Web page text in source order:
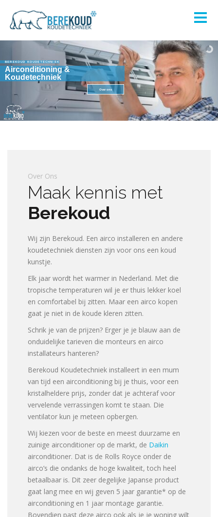
BEREKOUD KOUDETECHNIEK
Airconditioning &
Koudetechniek
Over ons
Over Ons
Maak kennis met
Berekoud
Wij zijn Berekoud. Een airco installeren en andere
koudetechniek diensten zijn voor ons een koud
kunstje.
Elk jaar wordt het warmer in Nederland. Met die
tropische temperaturen wil je er thuis lekker koel
en comfortabel bij zitten. Maar een airco kopen
gaat je niet in de koude kleren zitten.
Schrik je van de prijzen? Erger je je blauw aan de
onduidelijke tarieven die monteurs en airco
installateurs hanteren?
Berekoud Koudetechniek installeert in een mum
van tijd een airconditioning bij je thuis, voor een
kristalheldere prijs, zonder dat je achteraf voor
vervelende verrassingen komt te staan. Die
ventilator kun je meteen opbergen.
Wij kiezen voor de beste en meest duurzame en
zuinige airconditioner op de markt, de Daikin
airconditioner. Dat is de Rolls Royce onder de
airco’s die ondanks de hoge kwaliteit, toch heel
betaalbaar is. Dit zeer degelijke Japanse product
gaat lang mee en wij geven 5 jaar garantie* op de
airconditioning en 1 jaar montage garantie.
Bovendien past deze airco ook als je je woning wilt